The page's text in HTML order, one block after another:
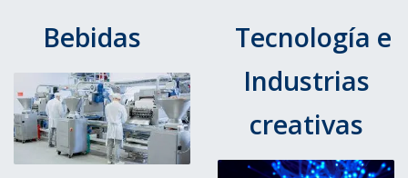
Bebidas
Tecnología e
Industrias
creativas